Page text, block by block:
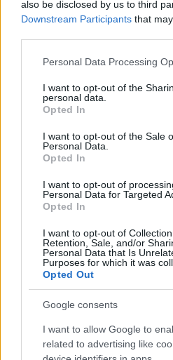
also be disclosed by us to third
Downstream Participants that
Please note that this website/app
not limited to your visit or usage
grant or deny consent to Google
use your data for below specified
consent section.
Personal Data Processing
I want to opt-out of the
personal data.
Opted In
I want to opt-out of the Sale
Personal Data.
Opted In
I want to opt-out of
Personal Data for Targeted
Opted In
I want to opt-out of
Retention, Sale, and/or
Personal Data that Is
Purposes for which it was
Opted Out
Google consents
I want to allow Google to
related to advertising like
Basszusnehéz ipari
Hatch + Foster
A japán elektronikus zenei
amivel visszatér az EXILES